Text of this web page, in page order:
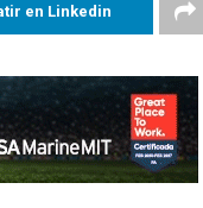
en Linkedin